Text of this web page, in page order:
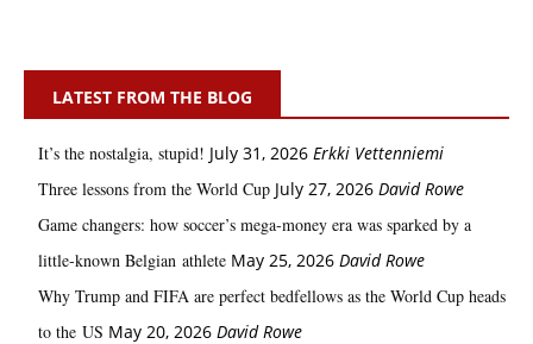
LATEST FROM THE BLOG
It’s the nostalgia, stupid! July 31, 2026 Erkki Vetten­­niemi
Three lessons from the World Cup July 27, 2026 David Rowe
Game changers: how soccer’s mega‑money era was sparked by a
little‑known Belgian athlete May 25, 2026 David Rowe
Why Trump and FIFA are perfect bedfellows as the World Cup heads
to the US May 20, 2026 David Rowe